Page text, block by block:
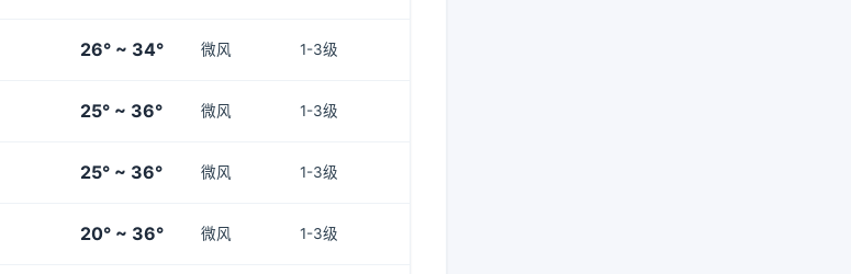
26° ~ 34° 微风 1-3级
25° ~ 36° 微风 1-3级
25° ~ 36° 微风 1-3级
20° ~ 36° 微风 1-3级